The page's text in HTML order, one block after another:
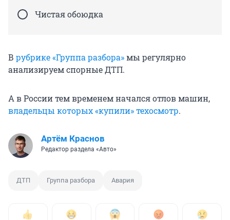
Чистая обоюдка
В рубрике «Группа разбора»мы регулярно
анализируем спорные ДТП.
А в России тем временем начался отлов машин,
владельцы которых «купили» техосмотр.
Артём Краснов
Редактор раздела «Авто»
ДТП Группа разбора Авария